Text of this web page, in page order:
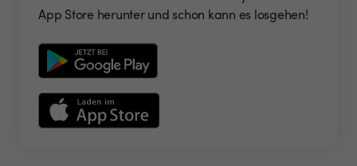
App Store herunter und schon kann es losgehen!